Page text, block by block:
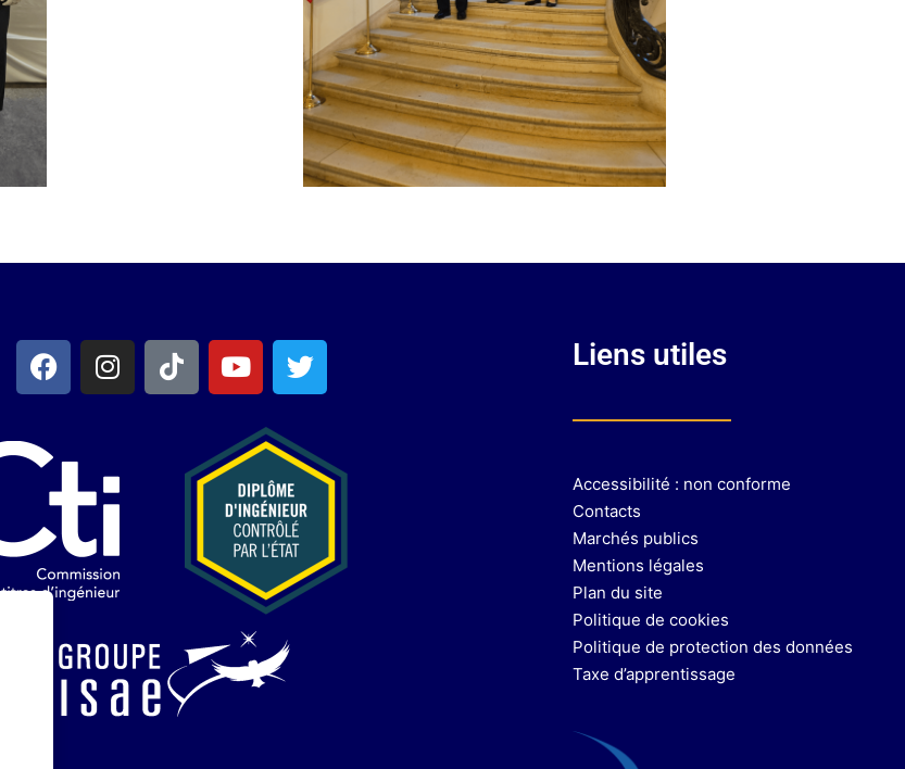
Liens utiles
Accessibilité : non conforme
Contacts
Marchés publics
Mentions légales
Plan du site
Politique de cookies
Politique de protection des données
Taxe d’apprentissage